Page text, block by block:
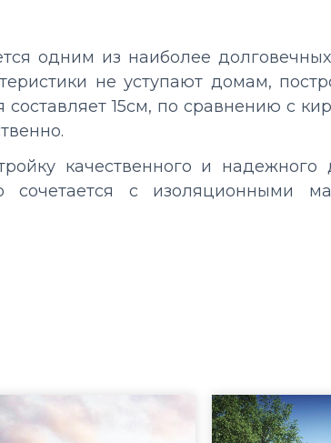
одним из наиболее долговечных
не уступают домам,
составляет15см, по сравнению с
качественного и
сочетается с изоляционными